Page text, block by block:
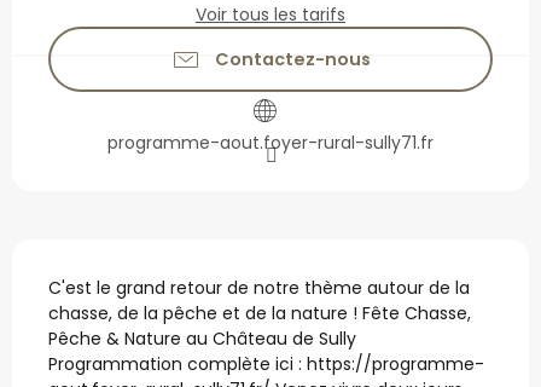
Voir tous les tarifs
Contactez-nous
programme-aout.foyer-rural-sully71.fr
Description
C'est le grand retour de notre thème autour de la
chasse, de la pêche et de la nature ! Fête Chasse,
Pêche & Nature au Château de Sully
Programmation complète ici : https://programme-